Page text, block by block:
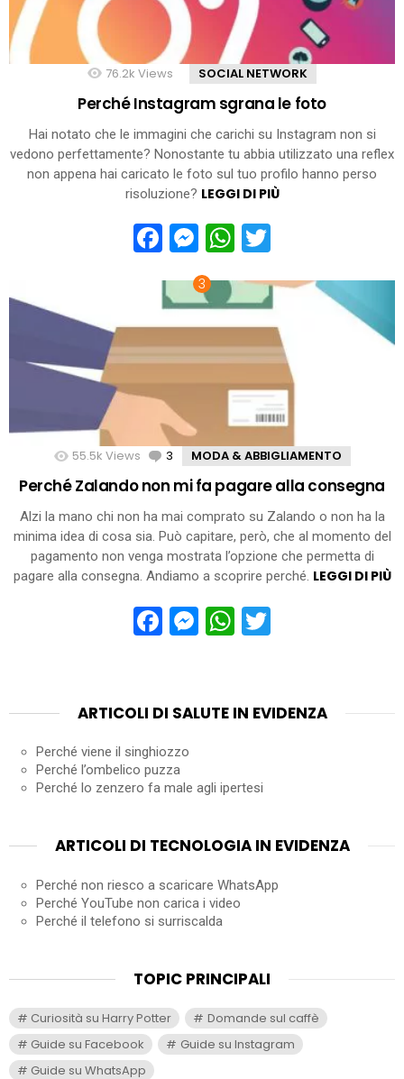
76.2k Views SOCIAL NETWORK
Perché Instagram sgrana le foto
Hai notato che le immagini che carichi su Instagram non si
vedono perfettamente? Nonostante tu abbia utilizzato una reflex
non appena hai caricato le foto sul tuo profilo hanno perso
risoluzione? LEGGI DI PIÙ
Facebook
Messenger
WhatsApp
55.5k Views 3 Comments
MODA & ABBIGLIAMENTO
Perché Zalando non mi fa pagare alla consegna
Alzi la mano chi non ha mai comprato su Zalando o non ha la
minima idea di cosa sia. Può capitare, però, che al momento del
pagamento non venga mostrata l’opzione che permetta di
pagare alla consegna. Andiamo a scoprire perché. LEGGI DI PIÙ
Facebook
Messenger
WhatsApp
ARTICOLI DI SALUTE IN EVIDENZA
Perché viene il singhiozzo
Perché l’ombelico puzza
Perché lo zenzero fa male agli ipertesi
ARTICOLI DI TECNOLOGIA IN EVIDENZA
Perché non riesco a scaricare WhatsApp
Perché YouTube non carica i video
Perché il telefono si surriscalda
TOPIC PRINCIPALI
Curiosità su Harry Potter
Domande sul caffè
Guide su Facebook
Guide su Instagram
Guide su WhatsApp